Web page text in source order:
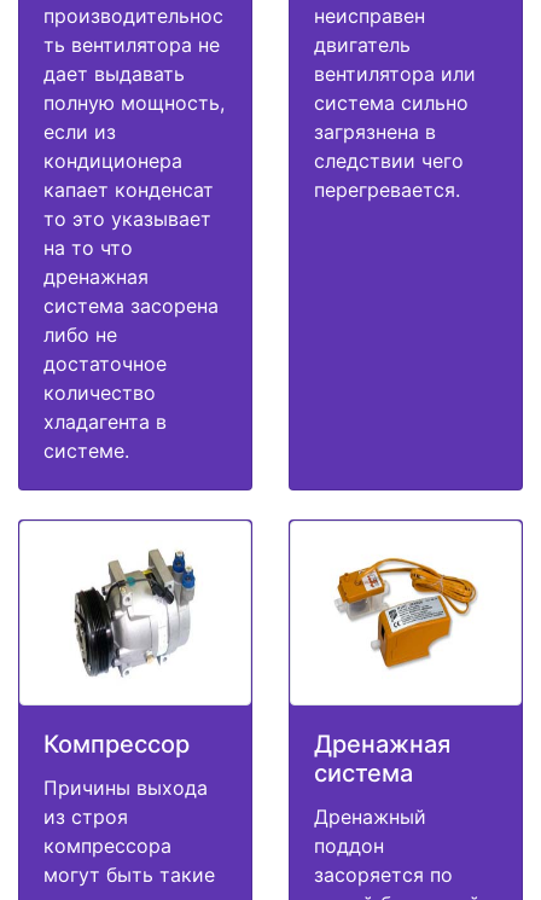
производительнос
ть вентилятора не
дает выдавать
полную мощность,
если из
кондиционера
капает конденсат
то это указывает
на то что
дренажная
система засорена
либо не
достаточное
количество
хладагента в
системе.
неисправен
двигатель
вентилятора или
система сильно
загрязнена в
следствии чего
перегревается.
Компрессор
Причины выхода
из строя
компрессора
могут быть такие
Дренажная
система
Дренажный
поддон
засоряется по